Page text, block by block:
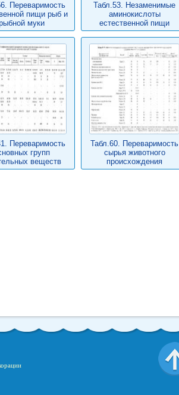
Переваримость
пищи рыб и
муки
Табл.53. Незаменимые
аминокислоты
естественной пищи
Переваримость
групп
веществ
Табл.60. Переваримость
сырья животного
происхождения